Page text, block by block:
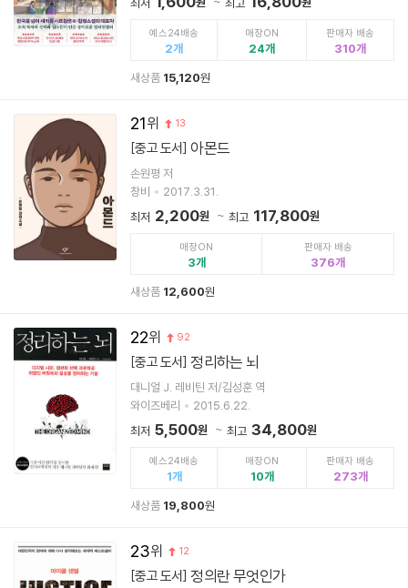
예스24배송
2
매장ON
24
판매자 배송
310
새상품 15,120원
21 13
[중고 도서] 아몬드
손원평 저
창비
2017.3.31.
최저 2,200원 최고 117,800원
매장ON
3
판매자 배송
376
새상품 12,600원
22 92
[중고 도서] 정리하는 뇌
대니얼 J. 레비틴 저/김성훈 역
와이즈베리
2015.6.22.
최저 5,500원 최고 34,800원
예스24배송
1
매장ON
10
판매자 배송
273
새상품 19,800원
23 12
[중고 도서] 정의란 무엇인가